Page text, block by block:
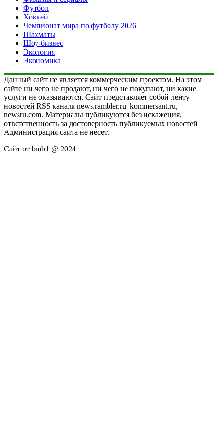
Футбол
Хоккей
Чемпионат мира по футболу 2026
Шахматы
Шоу-бизнес
Экология
Экономика
Данный сайт не является коммерческим проектом. На этом
сайте ни чего не продают, ни чего не покупают, ни какие
услуги не оказываются. Сайт представляет собой ленту
новостей RSS канала news.rambler.ru, kommersant.ru,
newsru.com. Материалы публикуются без искажения,
ответственность за достоверность публикуемых новостей
Администрация сайта не несёт.
Сайт от bmb1 @ 2024